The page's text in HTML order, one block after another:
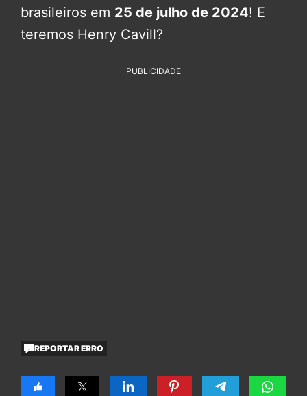
brasileiros em 25 de julho de 2024! E
teremos Henry Cavill?
PUBLICIDADE
REPORTAR ERRO